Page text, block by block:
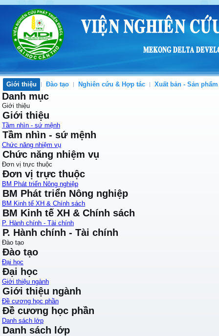
Giới thiệu Đào tạo Nghiên cứu & Hợp tác Xuất bản - Sản phẩm
Danh mục
Giới thiệu
Giới thiệu
Tầm nhìn - sứ mệnh
Tầm nhìn - sứ mệnh
Chức năng nhiệm vụ
Chức năng nhiệm vụ
Đơn vị trực thuộc
Đơn vị trực thuộc
BM Phát triển Nông nghiệp
BM Phát triển Nông nghiệp
BM Kinh tế XH & Chính sách
BM Kinh tế XH & Chính sách
P. Hành chính - Tài chính
P. Hành chính - Tài chính
Đào tạo
Đào tạo
Đại học
Đại học
Giới thiệu ngành
Giới thiệu ngành
Đề cương học phần
Đề cương học phần
Danh sách lớp
Danh sách lớp